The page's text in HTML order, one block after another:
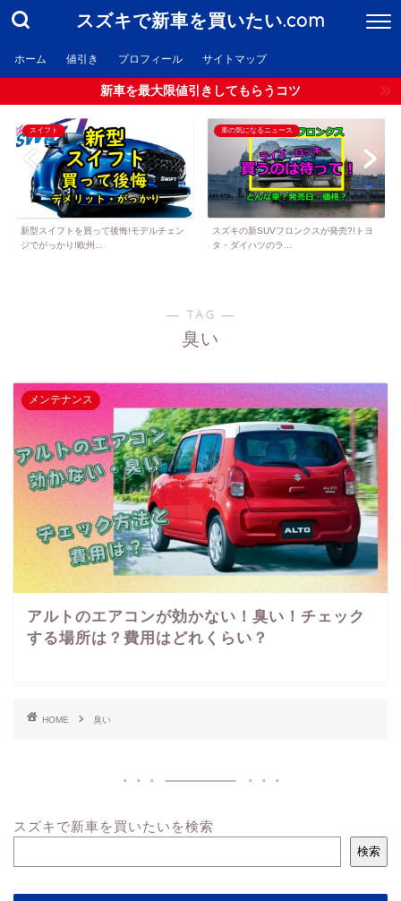
スズキで新車を買いたい.com
ホーム 値引き プロフィール サイトマップ
新車を最大限値引きしてもらうコツ
スイフト
新型スイフトを買って後悔!モデルチェン
ジでがっかり!欧州...
車の気になるニュース
スズキの新SUVフロンクスが発売?!トヨ
タ・ダイハツのラ...
― TAG ―
臭い
メンテナンス
アルトのエアコンが効かない！臭い！チェック
する場所は？費用はどれくらい？
HOME 臭い
スズキで新車を買いたいを検索
検索